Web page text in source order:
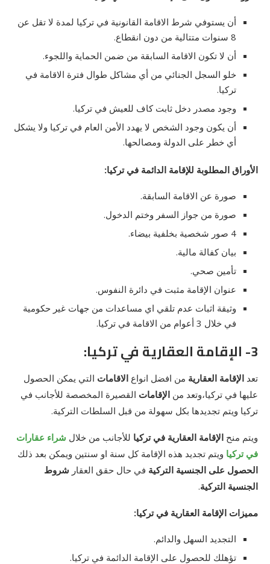
أن يستوفي شرط الاقامة القانونية في تركيا لمدة لا تقل عن
8 سنوات متتالية من دون انقطاع.
أن لا تكون الاقامة السابقة من ضمن الحماية واللجوء.
خلو السجل الجنائي من أي مشاكل طوال فترة الاقامة في
تركيا.
وجود مصدر دخل ثابت كاف للعيش في تركيا.
أن يكون وجود الشخص لا يهدد الأمن العام في تركيا ولا يشكل
أي خطر على الدولة ومصالحها.
الأوراق المطلوبة للإقامة الدائمة في تركيا:
صورة عن الاقامة السابقة.
صورة من جواز السفر وختم الدخول.
4 صور شخصية بخلفية بيضاء.
بيان كفالة مالية.
تأمين صحي.
عنوان الإقامة مثبت في دائرة النفوس.
وثيقة اثبات عدم تلقي اي مساعدات من جهات غير حكومية
في خلال 3 أعوام من الاقامة في تركيا.
3- الإقامة العقارية في تركيا:
تعد الإقامة العقارية من افضل انواع الاقامات التي يمكن الحصول
عليها في تركيا،وتعد من الإقامات القصيرة المخصصة للأجانب في
تركيا ويتم تجديدها بكل سهولة من قبل السلطات التركية.
ويتم منح الإقامة العقارية في تركيا للأجانب من خلال شراء عقارات
في تركيا ويتم تجديد هذه الإقامة كل سنة او سنتين ويمكن بعد ذلك
الحصول على الجنسية التركية في حال حقق العقار شروط
الجنسية التركية.
مميزات الإقامة العقارية في تركيا:
التجديد السهل والدائم.
تؤهلك للحصول على الإقامة الدائمة في تركيا.